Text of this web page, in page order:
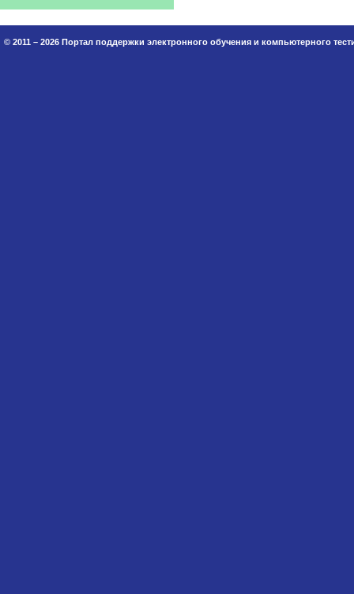
© 2011 – 2026 Портал поддержки электронного обучения и компьютерного